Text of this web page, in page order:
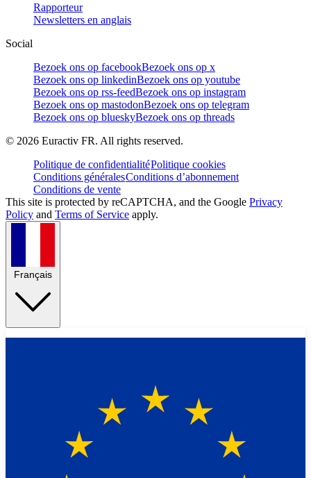
Rapporteur
Newsletters en anglais
Social
Bezoek ons op facebookBezoek ons op x
Bezoek ons op linkedinBezoek ons op youtube
Bezoek ons op rss-feedBezoek ons op instagram
Bezoek ons op mastodonBezoek ons op telegram
Bezoek ons op blueskyBezoek ons op threads
© 2026 Euractiv FR. All rights reserved.
Politique de confidentialitéPolitique cookies
Conditions généralesConditions d’abonnement
Conditions de vente
This site is protected by reCAPTCHA, and the Google Privacy
Policy and Terms of Service apply.
Français